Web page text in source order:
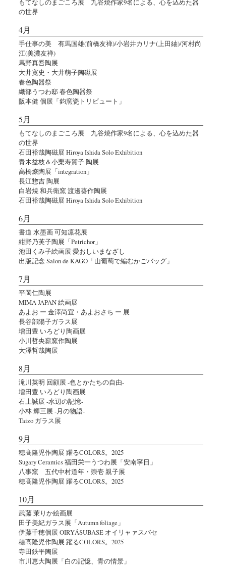
もてなしのまごころ展 九谷焼作家9名による、心を込めた器
の世界
4月
手仕事の美 有馬国雄(前橋友禅)/小岩井カリナ(上田紬)/河村尚
江(美濃友禅)
馬野真吾陶展
大井寛史・大井萌子陶磁展
春色陶器祭
織部うつわ邸 春色陶器祭
阪本健 個展「鈞窯瓷トリビュート」
5月
もてなしのまごころ展 九谷焼作家9名による、心を込めた器
の世界
石田裕哉陶磁展 Hiroya Ishida Solo Exhibition
青木益枝＆小栗寿賀子 陶展
高橋燎陶展「integration」
長江惣吉 陶展
白岩焼 和兵衛窯 渡邊葵作陶展
石田裕哉陶磁展 Hiroya Ishida Solo Exhibition
6月
書道 水墨画 可知凛花展
紺野乃芙子陶展「Petrichor」
池田くみ子絵画展 愛おしいまなざし
出版記念 Salon de KAGO「山葡萄で編むかごバッグ」
7月
平岡仁陶展
MIMA JAPAN 絵画展
あよお ー 金澤尚宜・あよおさち ー 展
長谷部陽子ガラス展
増田豊 いろどり陶画展
小川哲央薪窯作陶展
大澤哲哉陶展
8月
滝川英明 回顧展 -色とかたちの自由-
増田豊 いろどり陶画展
石上誠展 -水辺の記憶-
小林 輝三展 -月の物語-
Taizo ガラス展
9月
穂髙隆児作陶展 躍るCOLORS。2025
Sugary Ceramics 福田栄一うつわ展「安南寧日」
八事窯 五代中村道年・崇壱 親子展
穂髙隆児作陶展 躍るCOLORS。2025
10月
武藤 茉りか絵画展
田子美紀ガラス展「Autumn foliage」
伊藤千穂個展 OIRYÁSUBASE オイリャァスバセ
穂髙隆児作陶展 躍るCOLORS。2025
寺田鉄平陶展
市川恵大陶展「白の記憶、青の情景」